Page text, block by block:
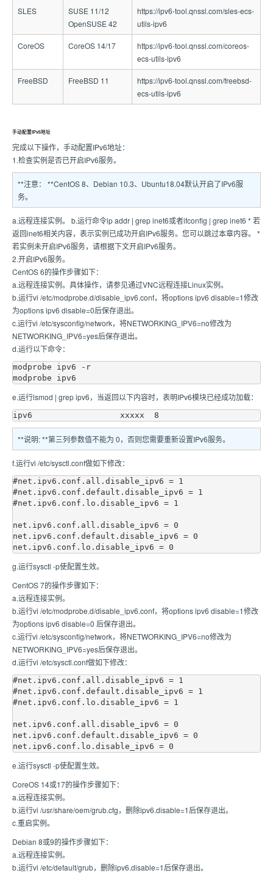
SLES
SUSE 11/12
OpenSUSE 42
https://ipv6-tool.qnssl.com/sles-ecs-
utils-ipv6
CoreOS CoreOS 14/17
https://ipv6-tool.qnssl.com/coreos-
ecs-utils-ipv6
FreeBSD FreeBSD 11
https://ipv6-tool.qnssl.com/freebsd-
ecs-utils-ipv6
手动配置IPv6地址
完成以下操作，手动配置IPv6地址：
1.检查实例是否已开启IPv6服务。
**注意： **CentOS 8、Debian 10.3、Ubuntu18.04默认开启了IPv6服
务。
a.远程连接实例。 b.运行命令ip addr | grep inet6或者ifconfig | grep inet6 * 若
返回inet6相关内容，表示实例已成功开启IPv6服务。您可以跳过本章内容。 *
若实例未开启IPv6服务，请根据下文开启IPv6服务。
2.开启IPv6服务。
CentOS 6的操作步骤如下：
a.远程连接实例。具体操作，请参见通过VNC远程连接Linux实例。
b.运行vi /etc/modprobe.d/disable_ipv6.conf，将options ipv6 disable=1修改
为options ipv6 disable=0后保存退出。
c.运行vi /etc/sysconfig/network，将NETWORKING_IPV6=no修改为
NETWORKING_IPV6=yes后保存退出。
d.运行以下命令：
modprobe ipv6 -r
e.运行lsmod | grep ipv6，当返回以下内容时，表明IPv6模块已经成功加载：
**说明: **第三列参数值不能为 0，否则您需要重新设置IPv6服务。
f.运行vi /etc/sysctl.conf做如下修改：
#net.ipv6.conf.all.disable_ipv6 = 1
#net.ipv6.conf.default.disable_ipv6 = 1
#net.ipv6.conf.lo.disable_ipv6 = 1
net.ipv6.conf.all.disable_ipv6 = 0
net.ipv6.conf.default.disable_ipv6 = 0
g.运行sysctl -p使配置生效。
CentOS 7的操作步骤如下：
a.远程连接实例。
b.运行vi /etc/modprobe.d/disable_ipv6.conf，将options ipv6 disable=1修改
为options ipv6 disable=0 后保存退出。
c.运行vi /etc/sysconfig/network，将NETWORKING_IPV6=no修改为
NETWORKING_IPV6=yes后保存退出。
d.运行vi /etc/sysctl.conf做如下修改：
#net.ipv6.conf.all.disable_ipv6 = 1
#net.ipv6.conf.default.disable_ipv6 = 1
#net.ipv6.conf.lo.disable_ipv6 = 1
net.ipv6.conf.all.disable_ipv6 = 0
net.ipv6.conf.default.disable_ipv6 = 0
e.运行sysctl -p使配置生效。
CoreOS 14或17的操作步骤如下：
a.远程连接实例。
b.运行vi /usr/share/oem/grub.cfg，删除ipv6.disable=1后保存退出。
c.重启实例。
Debian 8或9的操作步骤如下：
a.远程连接实例。
b.运行vi /etc/default/grub，删除ipv6.disable=1后保存退出。